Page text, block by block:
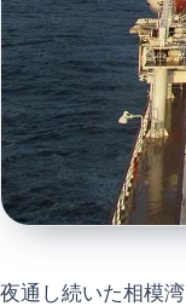
夜通し続いた相模